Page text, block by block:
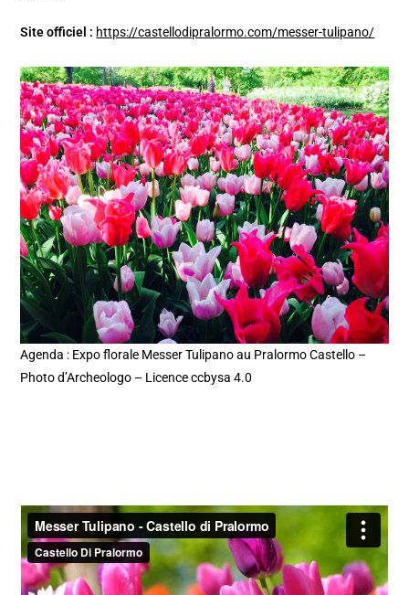
Site officiel : https://castellodipralormo.com/messer-tulipano/
Agenda : Expo florale Messer Tulipano au Pralormo Castello –
Photo d’Archeologo – Licence ccbysa 4.0